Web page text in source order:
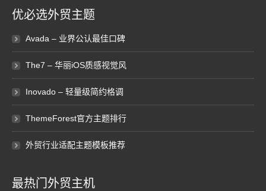
优必选外贸主题
Avada – 业界公认最佳口碑
The7 – 华丽iOS质感视觉风
Inovado – 轻量级简约格调
ThemeForest官方主题排行
外贸行业适配主题模板推荐
最热门外贸主机